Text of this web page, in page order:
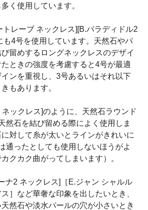
く使用しています。
トレーブ ネックレス][B.パラディドル2
も4号を使用しています。天然石やパ
留めするロングネックレスのデザイ
ときの強度を考慮すると4号が最適
ンを重視し、3号あるいはそれ以下
もあります。
ックレス]のように、天然石ラウンド
然石を結び留める際によく使用しま
対して糸が太いとラインがきれいに
通ったとしても使用しないほうがよ
クカク曲がってしまいます）。
ナ2 ネックレス]［E.ジャン シャルル
］など華奢な印象を出したいとき、
然石や淡水パールの穴が小さいとき